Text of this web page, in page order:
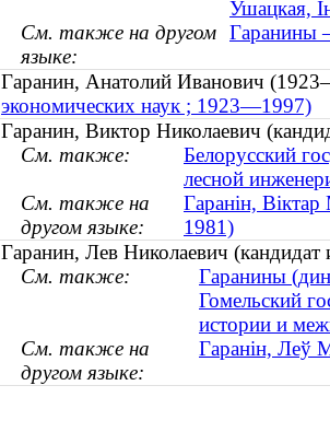
Ушацкая,
См. также на другом
языке:
Гаранины
Гаранин, Анатолий Иванович
экономических наук ; 1923—1997)
Гаранин, Виктор Николаевич
См. также:
Белорусский
лесной
См. также на
другом языке:
Гаранін,
1981)
Гаранин, Лев Николаевич
См. также:
Гаранины
Гомельский
истории и
См. также на
другом языке:
Гаранін, Леў